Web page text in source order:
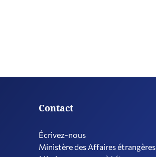
Contact
Écrivez-nous
Ministère des Affaires étrangères